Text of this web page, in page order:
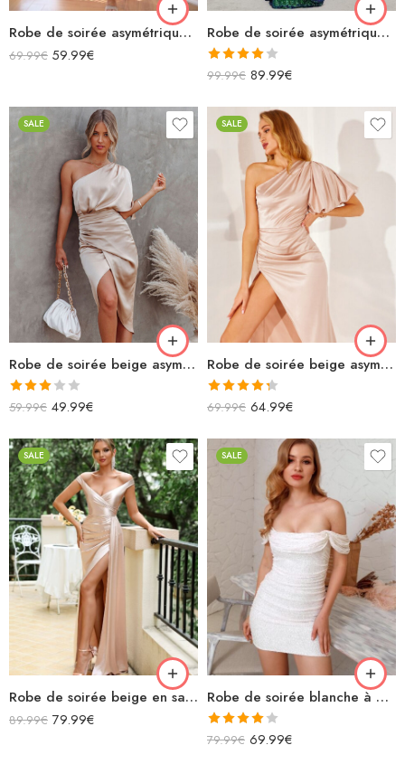
Robe de soirée asymétrique orange longue plissée avec ceinture sans manches
69.99€ 59.99€
Robe de soirée asymétrique verte émeraude longue sirène sans manches
Note
5
99.99€ 89.99€
SALE
Robe de soirée beige asymétrique en satin
Note
sur 5
59.99€ 49.99€
SALE
Robe de soirée beige asymétrique en satin manche bouffante longue fendue
Note4.33
69.99€ 64.99€
SALE
Robe de soirée beige en satin longue épaules dénudées décolleté fendue
89.99€ 79.99€
SALE
Robe de soirée blanche à paillettes épaules dénudées courte moulante
Note
79.99€ 69.99€